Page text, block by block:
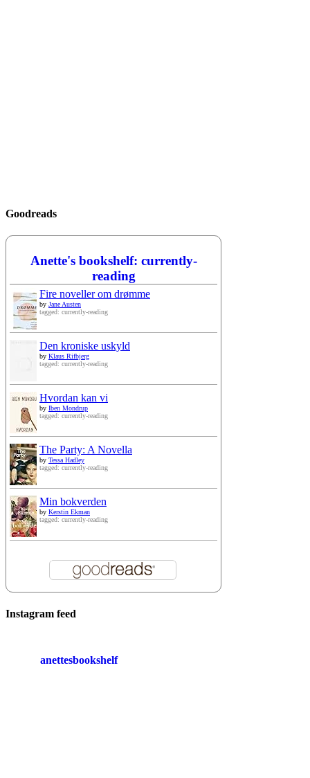
Goodreads
Anette's bookshelf: currently-
reading
Fire noveller om drømme
by Jane Austen
tagged: currently-reading
Den kroniske uskyld
by Klaus Rifbjerg
tagged: currently-reading
Hvordan kan vi
by Iben Mondrup
tagged: currently-reading
The Party: A Novella
by Tessa Hadley
tagged: currently-reading
Min bokverden
by Kerstin Ekman
tagged: currently-reading
Instagram feed
anettesbookshelf